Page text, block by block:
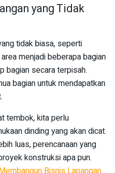
yang Tidak
tidak biasa, seperti
menjadi beberapa bagian
bagian secara terpisah.
bagian untuk mendapatkan
tembok, kita perlu
dinding yang akan dicat.
luas, perencanaan yang
konstruksi apa pun.